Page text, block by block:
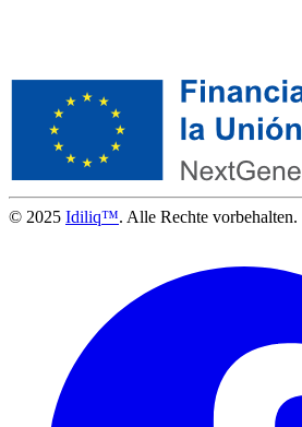
© 2025 Idiliq™. Alle Rechte vorbehalten.